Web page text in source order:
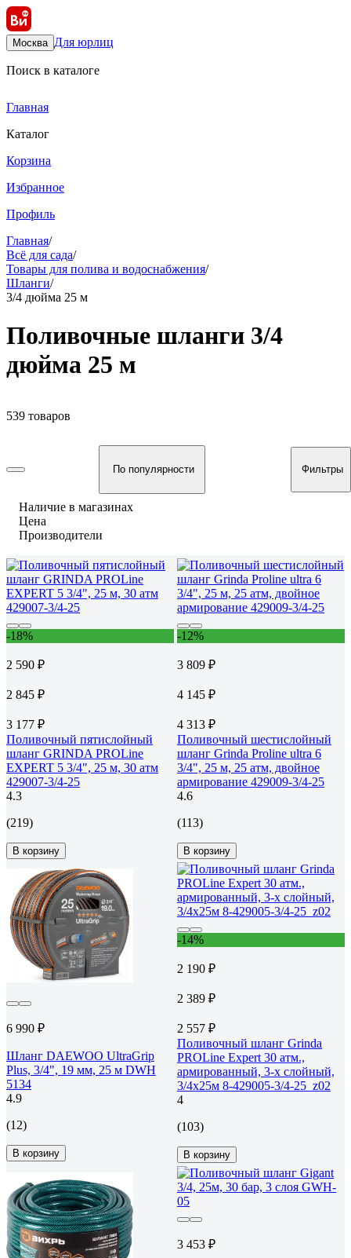
Москва Для юрлиц
Поиск в каталоге
Главная
Каталог
Корзина
Избранное
Профиль
Главная/
Всё для сада/
Товары для полива и водоснабжения/
Шланги/
3/4 дюйма 25 м
Поливочные шланги 3/4
дюйма 25 м
539 товаров
По популярности Фильтры
Наличие в магазинах
Цена
Производители
-18%
2 590 ₽
2 845 ₽
3 177 ₽
Поливочный пятислойный
шланг GRINDA PROLine
EXPERT 5 3/4", 25 м, 30 атм
429007-3/4-25
4.3
(219)
В корзину
-12%
3 809 ₽
4 145 ₽
4 313 ₽
Поливочный шестислойный
шланг Grinda Proline ultra 6
3/4", 25 м, 25 атм, двойное
армирование 429009-3/4-25
4.6
(113)
В корзину
6 990 ₽
Шланг DAEWOO UltraGrip
Plus, 3/4", 19 мм, 25 м DWH
5134
4.9
(12)
В корзину
-14%
2 190 ₽
2 389 ₽
2 557 ₽
Поливочный шланг Grinda
PROLine Expert 30 атм.,
армированный, 3-х слойный,
3/4х25м 8-429005-3/4-25_z02
4
(103)
В корзину
3 453 ₽